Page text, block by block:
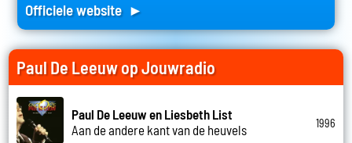
Officiele website ►
Paul De Leeuw op Jouwradio
Paul De Leeuw en Liesbeth List
Aan de andere kant van de heuvels
1996